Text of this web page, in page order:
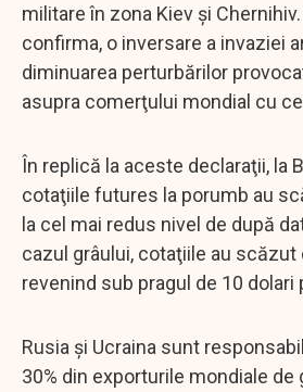
militare în zona Kiev şi
confirma, o inversare a invaziei
diminuarea perturbărilor
asupra comerţului mondial cu
În replică la aceste declaraţii, la
cotaţiile futures la porumb au
la cel mai redus nivel de după
cazul grâului, cotaţiile au scăzut
revenind sub pragul de 10 dolari
Rusia şi Ucraina sunt
30% din exporturile mondiale de